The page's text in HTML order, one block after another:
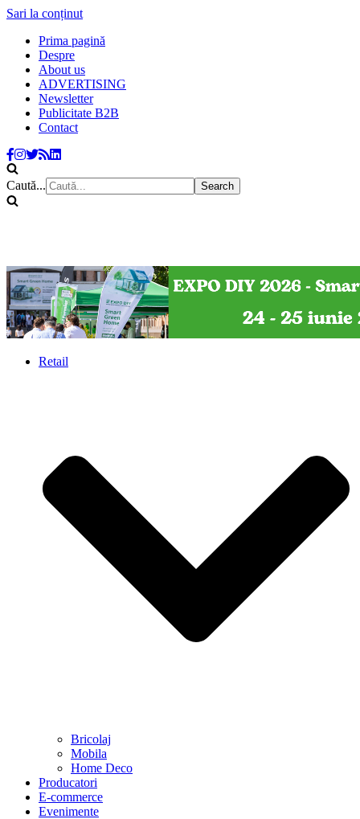
Sari la conținut
Prima pagină
Despre
About us
ADVERTISING
Newsletter
Publicitate B2B
Contact
Caută...
Retail
Bricolaj
Mobila
Home Deco
Producatori
E-commerce
Evenimente